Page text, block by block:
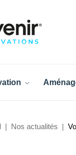
Nos actualités